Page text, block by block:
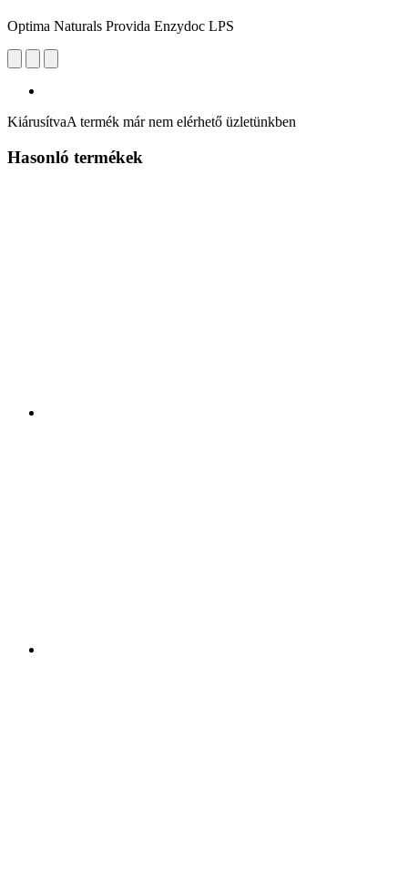
Optima Naturals Provida Enzydoc LPS
KiárusítvaA termék már nem elérhető üzletünkben
Hasonló termékek